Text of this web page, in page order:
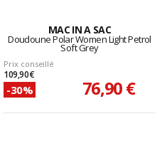
MAC IN A SAC
Doudoune Polar Women Light Petrol
Soft Grey
Prix conseillé
109,90 €
-30% 76,90 €